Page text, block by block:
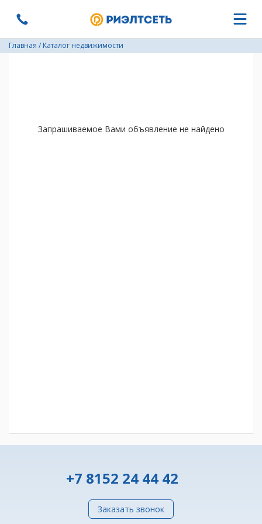
Главная / Каталог недвижимости
Запрашиваемое Вами объявление не найдено
+7 8152 24 44 42
Заказать звонок